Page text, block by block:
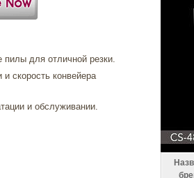
для отличной резки.
и скорость конвейера
и обслуживании.